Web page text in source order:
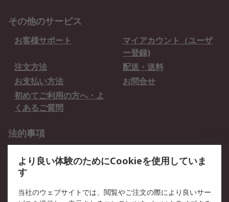
その他のサービス
お客様サポート
マイアカウント（ユーザ
ー登録)
注文方法
配送・送料
お支払い方法
お問合せ
初めてご利用の方へ・よ
くあるご質問
法的事項
クッキーポリシー
RSについて
より良い体験のためにCookieを使用していま
す
当社のウェブサイトでは、閲覧やご注文の際により良いサー